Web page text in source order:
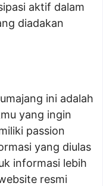
aktif dalam
diadakan
ini adalah
yang ingin
passion
yang diulas
informasi lebih
resmi